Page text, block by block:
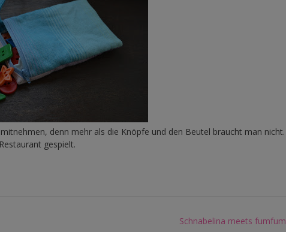
denn mehr als die Knöpfe und den Beutel braucht man nicht.
gespielt.
Schnabelina meets fumfum